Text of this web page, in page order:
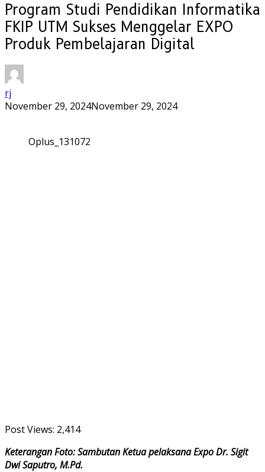
Program Studi Pendidikan Informatika
FKIP UTM Sukses Menggelar EXPO
Produk Pembelajaran Digital
rj
November 29, 2024November 29, 2024
Oplus_131072
Post Views: 2,414
Keterangan Foto: Sambutan Ketua pelaksana Expo Dr. Sigit
Dwi Saputro, M.Pd.